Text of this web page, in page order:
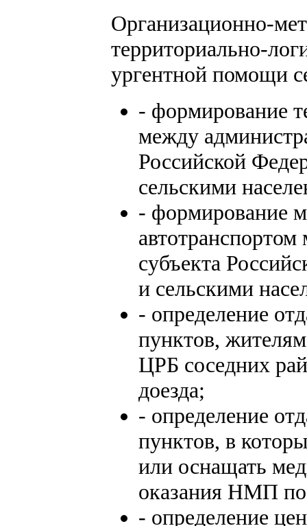
Организационно-
территориально-
ургентной помощи
- формирование
между
Российской
сельскими
- формирование
субъекта
и сельскими
- определение
пунктов,
ЦРБ соседних
доезда;
- определение
пунктов, в
или оснащать
оказания НМП
- определение